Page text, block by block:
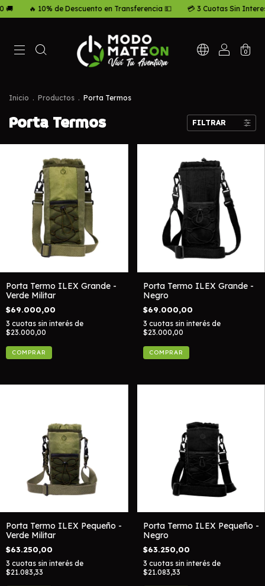
de Descuento en Transferencia 💵 💳 3 Cuotas Sin Interes 😉 🚛
0
Inicio . Productos . Porta Termos
Porta Termos FILTRAR
Porta Termo ILEX Grande -
Verde Militar
$69.000,00
3 cuotas sin interés de
$23.000,00
Porta Termo ILEX Grande -
Negro
$69.000,00
3 cuotas sin interés de
$23.000,00
Porta Termo ILEX Pequeño -
Verde Militar
$63.250,00
3 cuotas sin interés de
$21.083,33
Porta Termo ILEX Pequeño -
Negro
$63.250,00
3 cuotas sin interés de
$21.083,33